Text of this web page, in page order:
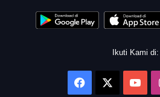
Ikuti Kami di:
Facebook